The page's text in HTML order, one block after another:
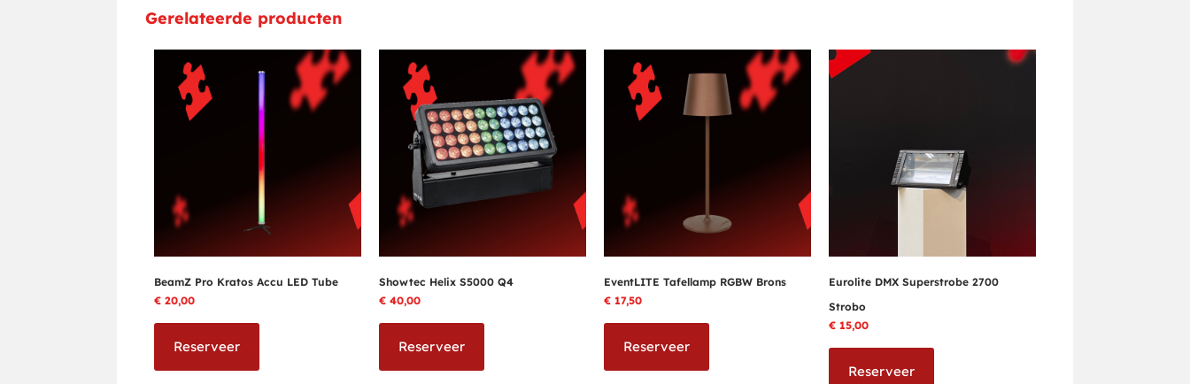
Gerelateerde producten
BeamZ Pro Kratos Accu LED Tube
€ 20,00
Reserveer
Showtec Helix S5000 Q4
€ 40,00
Reserveer
EventLITE Tafellamp RGBW Brons
€ 17,50
Reserveer
Eurolite DMX Superstrobe 2700
Strobo
€ 15,00
Reserveer